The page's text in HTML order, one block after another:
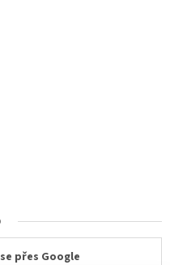
přes Google